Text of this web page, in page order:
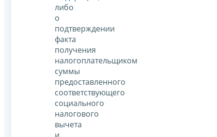
либо
о
подтверждении
факта
получения
налогоплательщиком
суммы
предоставленного
соответствующего
социального
налогового
вычета